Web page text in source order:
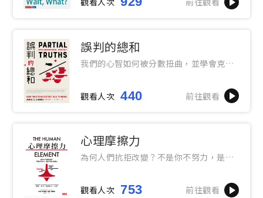
誤判的總和
我們的心智如何被分數扭曲，並學會克服
觀看人次 440 前往觀看
心理摩擦力
為何人們抗拒改變？不是你不努力，是你
觀看人次 753 前往觀看